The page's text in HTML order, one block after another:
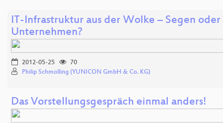
IT-Infrastruktur aus der Wolke – Segen
Unternehmen?
2012-05-25
70
Philip Schmolling (YUNICON GmbH & Co. KG)
Das Vorstellungsgespräch einmal anders!